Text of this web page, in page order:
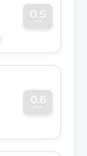
0.5
MW
0
0.6
MW
0